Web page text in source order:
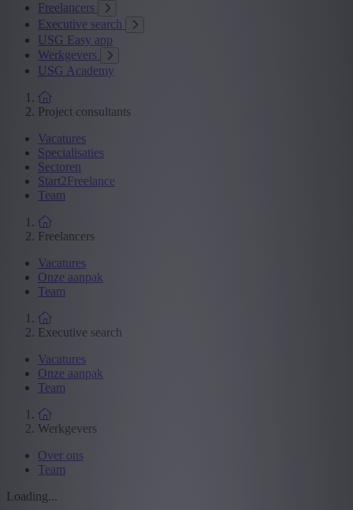
Freelancers
Executive search
USG Easy app
Werkgevers
USG Academy
Project consultants
Vacatures
Specialisaties
Sectoren
Start2Freelance
Team
Freelancers
Vacatures
Onze aanpak
Team
Executive search
Vacatures
Onze aanpak
Team
Werkgevers
Over ons
Team
Loading...